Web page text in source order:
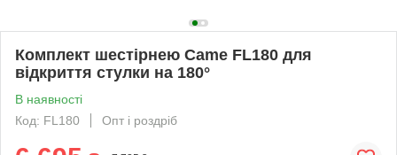
Комплект шестірнею Came FL180 для
відкриття стулки на 180°
В наявності
Код: FL180
Опт і роздріб